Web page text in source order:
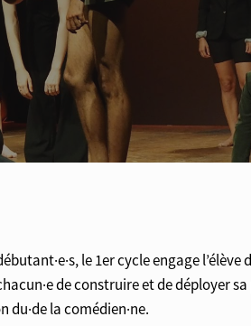
le 1er cycle engage
de construire et de déployer
la comédien·ne.